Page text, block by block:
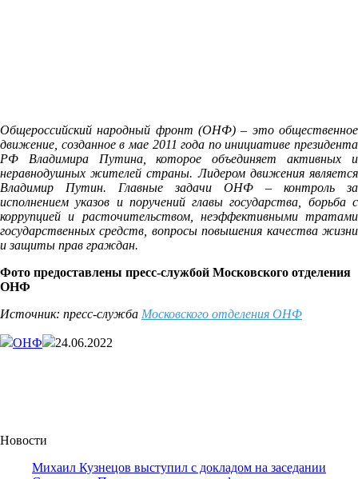
Общероссийский народный фронт (ОНФ) – это общественное
движение, созданное в мае 2011 года по инициативе президента
РФ Владимира Путина, которое объединяет активных и
неравнодушных жителей страны. Лидером движения является
Владимир Путин. Главные задачи ОНФ – контроль за
исполнением указов и поручений главы государства, борьба с
коррупцией и расточительством, неэффективными тратами
государственных средств, вопросы повышения качества жизни
и защиты прав граждан.
Фото предоставлены пресс-службой Московского отделения
ОНФ
Источник: пресс-служба Московского отделения ОНФ
ОНФ 24.06.2022
Новости
Михаил Кузнецов выступил с докладом на заседании